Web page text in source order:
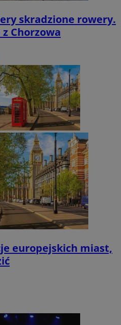
skradzione rowery.
Chorzowa
europejskich miast,